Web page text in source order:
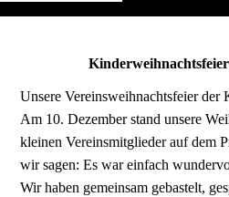
Unsere Vereinsweihnachtsfeier der
Am 10. Dezember stand unsere
kleinen Vereinsmitglieder auf dem
wir sagen: Es war einfach
Wir haben gemeinsam gebastelt,